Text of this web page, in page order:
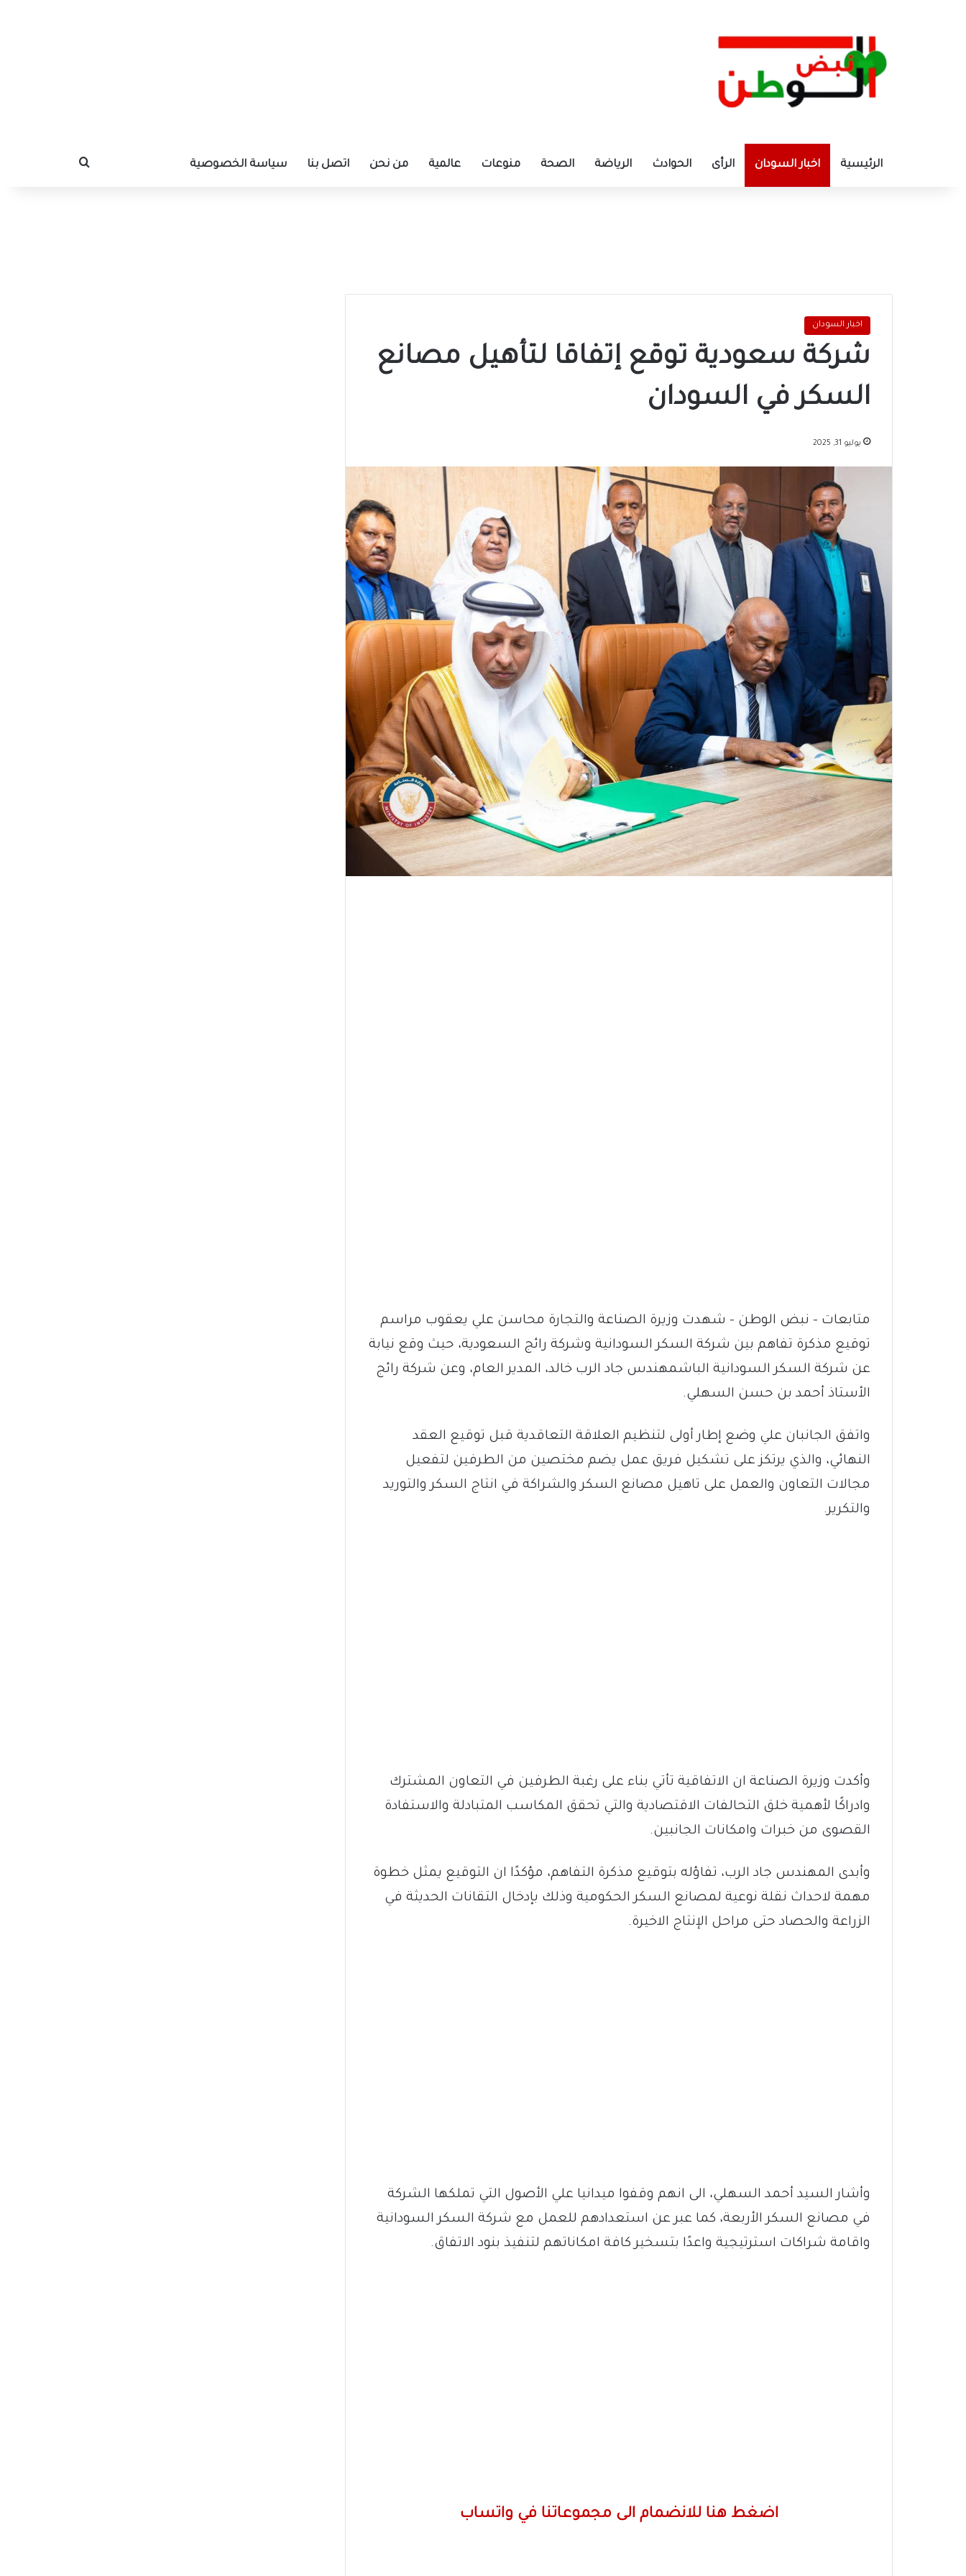
الرئيسية اخبار السودان الرأى الحوادث الرياضة الصحة منوعات عالمية من نحن اتصل بنا سياسة الخصوصية بحث عن
اخبار السودان
شركة سعودية توقع إتفاقا لتأهيل مصانع
السكر في السودان
يوليو 31, 2025
متابعات – نبض الوطن – شهدت وزيرة الصناعة والتجارة محاسن علي يعقوب مراسم
توقيع مذكرة تفاهم بين شركة السكر السودانية وشركة رائج السعودية، حيث وقع نيابة
عن شركة السكر السودانية الباشمهندس جاد الرب خالد، المدير العام، وعن شركة رائج
الأستاذ أحمد بن حسن السهلي.
واتفق الجانبان علي وضع إطار أولى لتنظيم العلاقة التعاقدية قبل توقيع العقد
النهائي، والذي يرتكز على تشكيل فريق عمل يضم مختصين من الطرفين لتفعيل
مجالات التعاون والعمل على تاهيل مصانع السكر والشراكة في انتاج السكر والتوريد
والتكرير.
وأكدت وزيرة الصناعة ان الاتفاقية تأتي بناء على رغبة الطرفين في التعاون المشترك
وادراكًا لأهمية خلق التحالفات الاقتصادية والتي تحقق المكاسب المتبادلة والاستفادة
القصوى من خبرات وامكانات الجانبين.
وأبدى المهندس جاد الرب، تفاؤله بتوقيع مذكرة التفاهم، مؤكدًا ان التوقيع يمثل خطوة
مهمة لاحداث نقلة نوعية لمصانع السكر الحكومية وذلك بإدخال التقانات الحديثة في
الزراعة والحصاد حتى مراحل الإنتاج الاخيرة.
وأشار السيد أحمد السهلي، الى انهم وقفوا ميدانيا علي الأصول التي تملكها الشركة
في مصانع السكر الأربعة، كما عبر عن استعدادهم للعمل مع شركة السكر السودانية
واقامة شراكات استرتيجية واعدًا بتسخير كافة امكاناتهم لتنفيذ بنود الاتفاق.
اضغط هنا للانضمام الى مجموعاتنا في واتساب